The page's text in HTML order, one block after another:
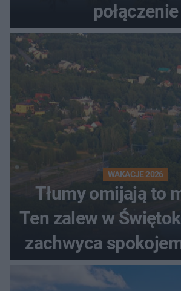
połączenie
WAKACJE 2026
Tłumy omijają to
Ten zalew w
zachwyca
wodą